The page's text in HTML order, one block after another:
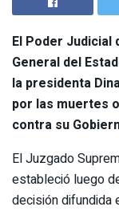
El Poder
General del
la presidenta
por las muertes
contra su
El Juzgado
estableció luego
decisión difundida